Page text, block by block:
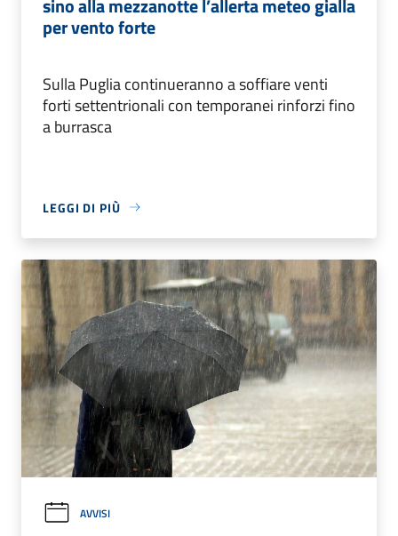
sino alla mezzanotte l’allerta meteo gialla
per vento forte
Sulla Puglia continueranno a soffiare venti
forti settentrionali con temporanei rinforzi fino
a burrasca
LEGGI DI PIÙ
AVVISI